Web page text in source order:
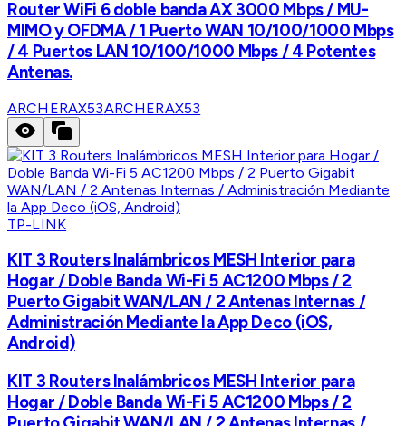
Router WiFi 6 doble banda AX 3000 Mbps / MU-
MIMO y OFDMA / 1 Puerto WAN 10/100/1000 Mbps
/ 4 Puertos LAN 10/100/1000 Mbps / 4 Potentes
Antenas.
ARCHERAX53ARCHERAX53
TP-LINK
KIT 3 Routers Inalámbricos MESH Interior para
Hogar / Doble Banda Wi-Fi 5 AC1200 Mbps / 2
Puerto Gigabit WAN/LAN / 2 Antenas Internas /
Administración Mediante la App Deco (iOS,
Android)
KIT 3 Routers Inalámbricos MESH Interior para
Hogar / Doble Banda Wi-Fi 5 AC1200 Mbps / 2